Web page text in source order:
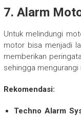
7. Alarm
Untuk melindungi
motor bisa menjadi
memberikan
sehingga
Rekomendasi:
Techno Alarm